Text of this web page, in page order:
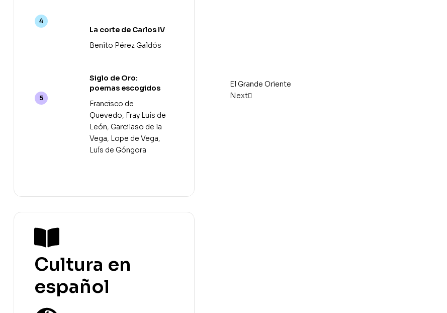
El Grande Oriente
Next
La corte de Carlos IV
Benito Pérez Galdós
Siglo de Oro:
poemas escogidos
Francisco de
Quevedo, Fray Luís de
León, Garcilaso de la
Vega, Lope de Vega,
Luís de Góngora
Cultura en
español